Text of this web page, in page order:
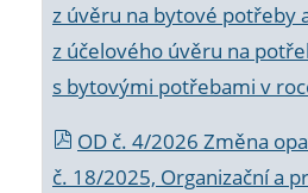
z úvěru na bytové potřeby
z účelového úvěru na
s bytovými potřebami v
OD č. 4/2026 Změna
č. 18/2025, Organizační a